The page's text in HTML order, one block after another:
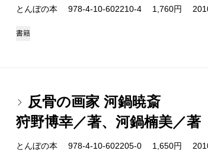
とんぼの本 978-4-10-602210-4 1,760円
書籍
反骨の画家 河鍋暁斎
狩野博幸／著、河鍋楠美／著
とんぼの本 978-4-10-602205-0 1,650円